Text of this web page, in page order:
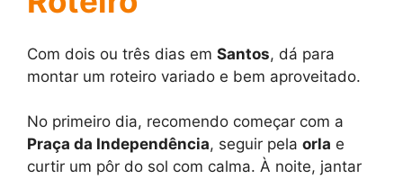
Com dois ou três dias em Santos, dá para
montar um roteiro variado e bem aproveitado.
No primeiro dia, recomendo começar com a
Praça da Independência, seguir pela orla e
curtir um pôr do sol com calma. À noite, jantar